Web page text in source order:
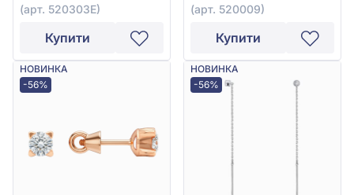
(арт. 520303Е)
Купити
(арт. 520009)
Купити
НОВИНКА
-56%
НОВИНКА
-56%